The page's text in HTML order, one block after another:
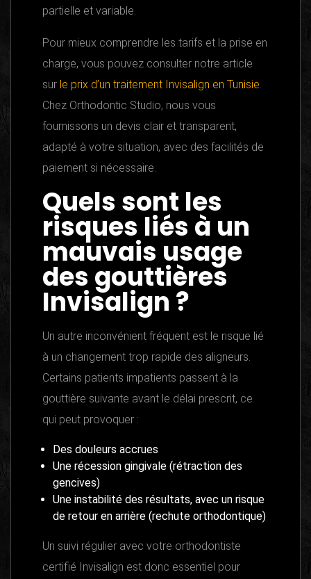
partielle et variable.
Pour mieux comprendre les tarifs et la prise en
charge, vous pouvez consulter notre article
sur le prix d’un traitement Invisalign en Tunisie.
Chez Orthodontic Studio, nous vous
fournissons un devis clair et transparent,
adapté à votre situation, avec des facilités de
paiement si nécessaire.
Quels sont les
risques liés à un
mauvais usage
des gouttières
Invisalign ?
Un autre inconvénient fréquent est le risque lié
à un changement trop rapide des aligneurs.
Certains patients impatients passent à la
gouttière suivante avant le délai prescrit, ce
qui peut provoquer :
Des douleurs accrues
Une récession gingivale (rétraction des
gencives)
Une instabilité des résultats, avec un risque
de retour en arrière (rechute orthodontique)
Un suivi régulier avec votre orthodontiste
certifié Invisalign est donc essentiel pour